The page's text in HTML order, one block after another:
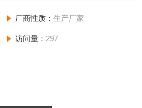
厂商性质： 生产厂家
访问量： 297